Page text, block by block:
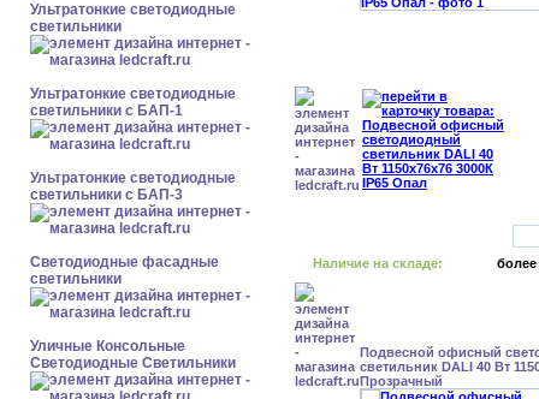
Ультратонкие светодиодные
светильники
Ультратонкие светодиодные
светильники с БАП-1
Ультратонкие светодиодные
светильники с БАП-3
Светодиодные фасадные
светильники
Уличные Консольные
Светодиодные Светильники
Наличие на складе: более
Подвесной офисный
светильник DALI 40 Вт
Прозрачный